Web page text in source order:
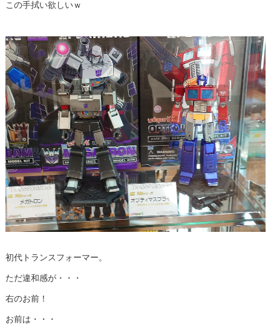
この手拭い欲しいｗ
初代トランスフォーマー。
ただ違和感が・・・
右のお前！
お前は・・・